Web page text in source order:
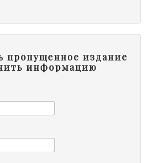
пропущенное издание
информацию